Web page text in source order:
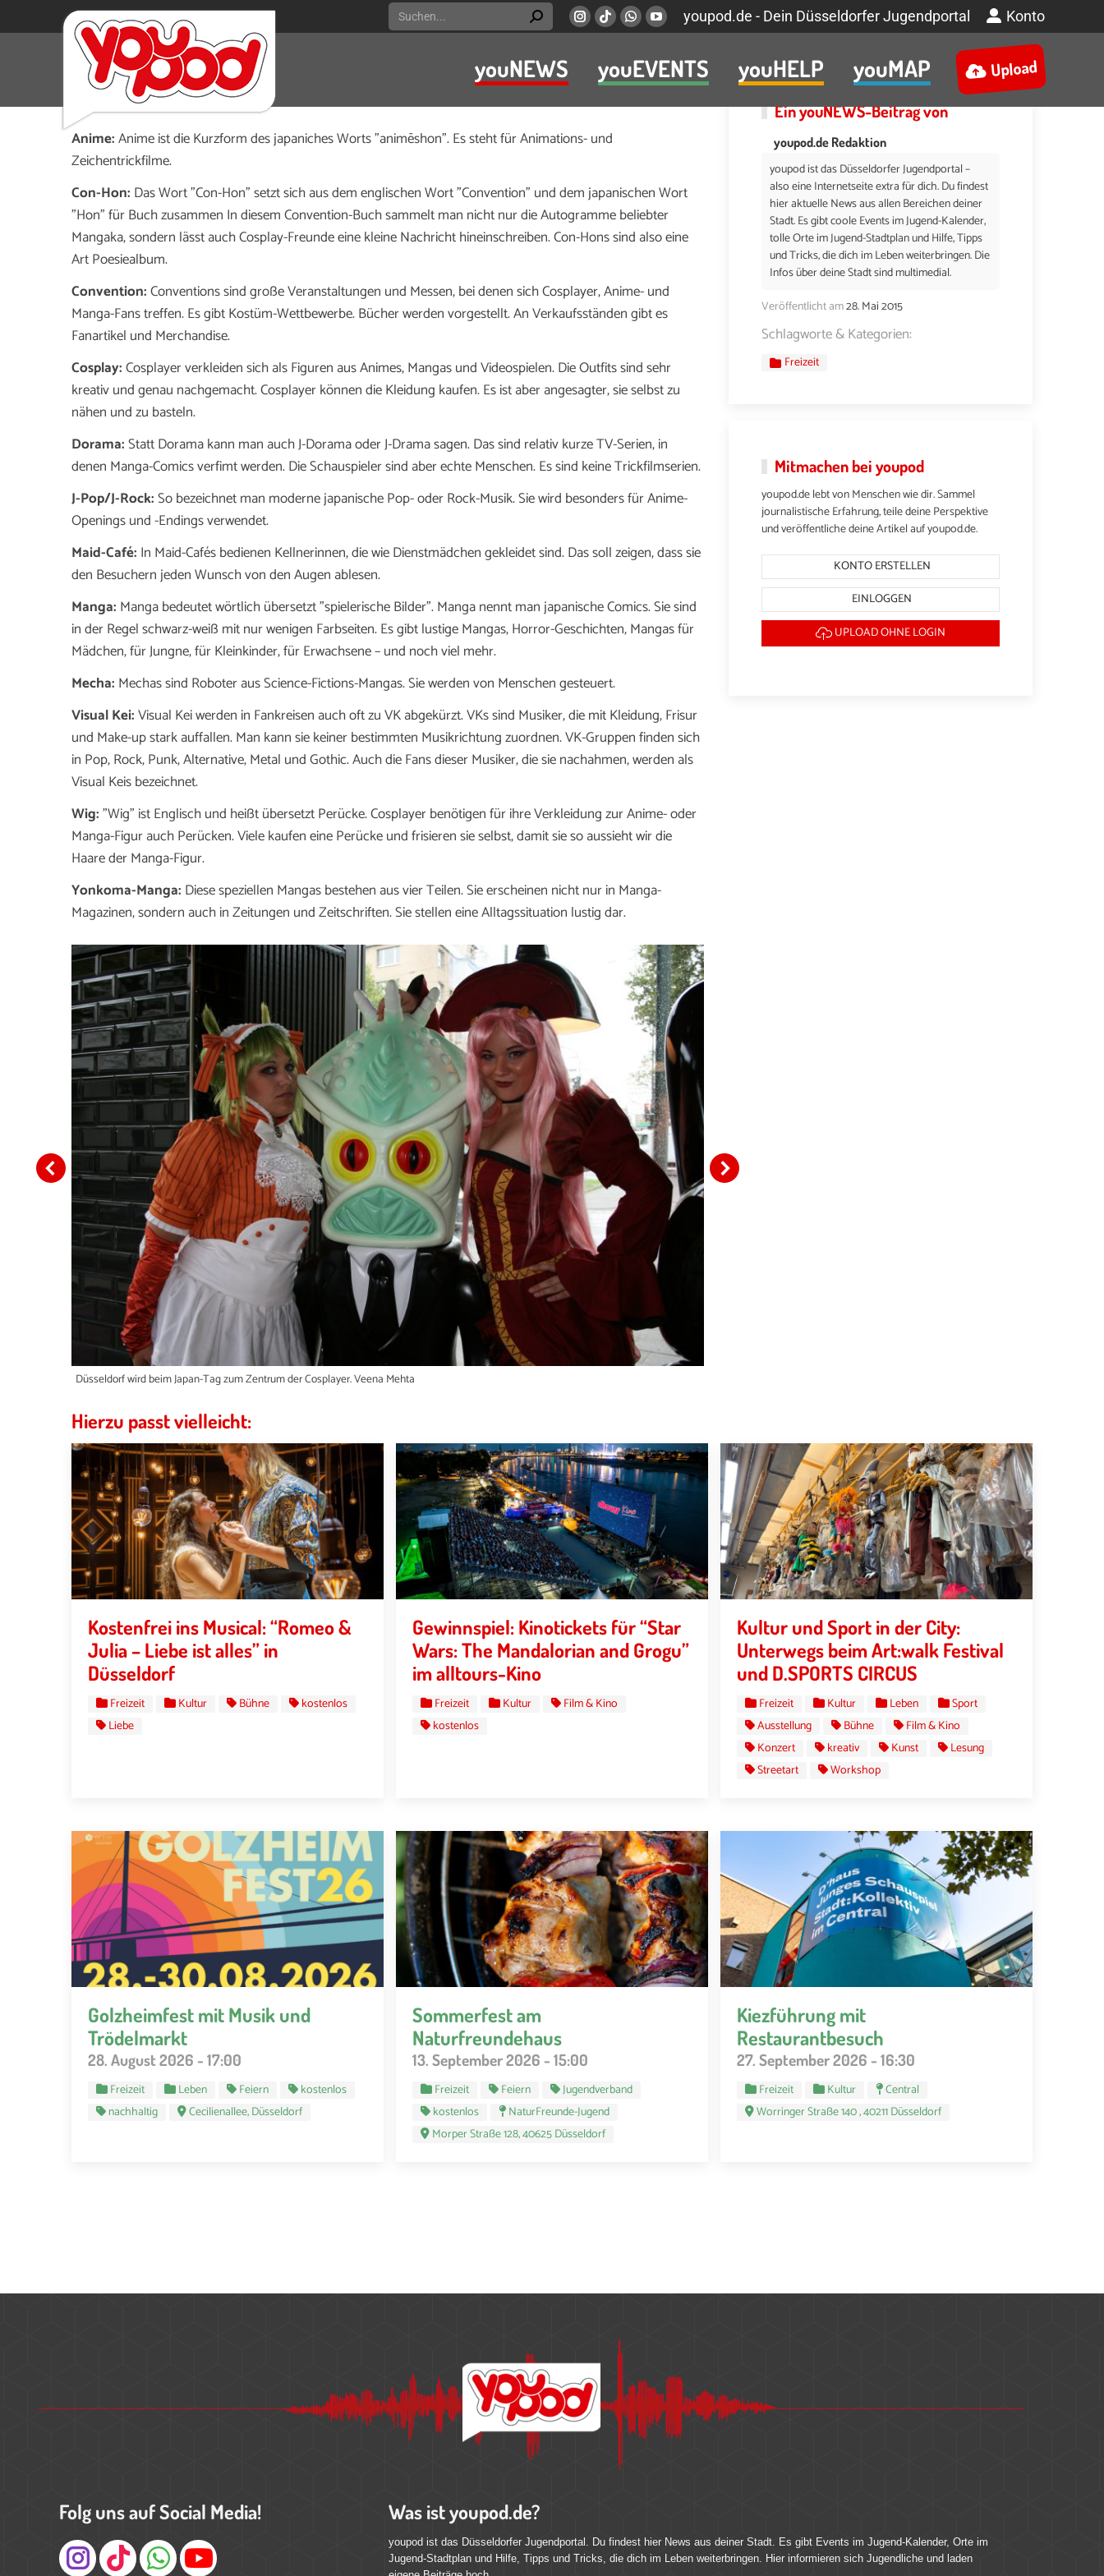
Search:
Instagram
opens
new
window
Viber
opens
in
new
window
Whatsapp
opens
in
new
YouTube
opens
in
new
youpod.de - Dein Düsseldorfer Jugendportal Konto
youNEWS youEVENTS youHELP youMAP Upload
Cosplay, Anime, Manga, Visual Kei – die Sprache der Japan-Fanszene ist für Außenstehende nicht immer leicht
verständlich. Wir erklären einige wichtige Begriffe.
Anime:Anime ist die Kurzform des japaniches Worts "animēshon". Es steht für Animations- und
Zeichentrickfilme.
Con-Hon: Das Wort "Con-Hon" setzt sich aus dem englischen Wort "Convention" und dem japanischen Wort
"Hon" für Buch zusammen In diesem Convention-Buch sammelt man nicht nur die Autogramme beliebter
Mangaka, sondern lässt auch Cosplay-Freunde eine kleine Nachricht hineinschreiben. Con-Hons sind also eine
Art Poesiealbum.
Convention:Conventions sind große Veranstaltungen und Messen, bei denen sich Cosplayer, Anime- und
Manga-Fans treffen. Es gibt Kostüm-Wettbewerbe. Bücher werden vorgestellt. An Verkaufsständen gibt es
Fanartikel und Merchandise.
Cosplay:Cosplayer verkleiden sich als Figuren aus Animes, Mangas und Videospielen. Die Outfits sind sehr
kreativ und genau nachgemacht. Cosplayer können die Kleidung kaufen. Es ist aber angesagter, sie selbst zu
nähen und zu basteln.
Dorama:StattDorama kann man auch J-Dorama oder J-Drama sagen. Das sind relativ kurze TV-Serien, in
denen Manga-Comics verfimt werden. Die Schauspieler sind aber echte Menschen. Es sind keine Trickfilmserien.
J-Pop/J-Rock:So bezeichnet man moderne japanische Pop- oder Rock-Musik. Sie wird besonders für Anime-
Openings und -Endings verwendet.
Maid-Café: In Maid-Cafés bedienen Kellnerinnen, die wie Dienstmädchen gekleidet sind. Das soll zeigen, dass sie
den Besuchern jeden Wunsch von den Augen ablesen.
Manga: Manga bedeutet wörtlich übersetzt "spielerische Bilder". Manga nennt man japanische Comics. Sie sind
in der Regel schwarz-weiß mit nur wenigen Farbseiten. Es gibt lustige Mangas, Horror-Geschichten, Mangas für
Mädchen, für Jungne, für Kleinkinder, für Erwachsene – und noch viel mehr.
Mecha: Mechas sind Roboter aus Science-Fictions-Mangas. Sie werden von Menschen gesteuert.
Visual Kei:Visual Kei werden in Fankreisen auch oft zu VK abgekürzt. VKs sind Musiker, die mit Kleidung, Frisur
und Make-up stark auffallen. Man kann sie keiner bestimmten Musikrichtung zuordnen. VK-Gruppen finden sich
in Pop, Rock, Punk, Alternative, Metal und Gothic. Auch die Fans dieser Musiker, die sie nachahmen, werden als
Visual Keis bezeichnet.
Wig:"Wig" ist Englisch und heißt übersetzt Perücke. Cosplayer benötigen für ihre Verkleidung zur Anime- oder
Manga-Figur auch Perücken. Viele kaufen eine Perücke und frisieren sie selbst, damit sie so aussieht wir die
Haare der Manga-Figur.
Yonkoma-Manga: Diese speziellen Mangas bestehen aus vier Teilen. Sie erscheinen nicht nur in Manga-
Magazinen, sondern auch in Zeitungen und Zeitschriften. Sie stellen eine Alltagssituation lustig dar.
Düsseldorf wird beim Japan-Tag zum Zentrum der Cosplayer. Veena Mehta
EinyouNEWS-Beitrag von
youpod.de Redaktion
youpod ist das Düsseldorfer Jugendportal –
also eine Internetseite extra für dich. Du findest
hier aktuelle News aus allen Bereichen deiner
Stadt. Es gibt coole Events im Jugend-Kalender,
tolle Orte im Jugend-Stadtplan und Hilfe, Tipps
und Tricks, die dich im Leben weiterbringen. Die
Infos über deine Stadt sind multimedial.
Veröffentlicht am28. Mai 2015
Schlagworte & Kategorien:
Freizeit
Mitmachen bei youpod
youpod.de lebt von Menschen wie dir. Sammel
journalistische Erfahrung, teile deine Perspektive
und veröffentliche deine Artikel auf youpod.de.
KONTO ERSTELLEN
EINLOGGEN
UPLOAD OHNE LOGIN
Hierzu passt vielleicht:
Kostenfrei ins Musical: “Romeo &
Julia – Liebe ist alles” in
Düsseldorf
Freizeit Kultur Bühne
kostenlos
Liebe
Gewinnspiel: Kinotickets für “Star
Wars: The Mandalorian and Grogu”
im alltours-Kino
Freizeit Kultur
Film & Kino
kostenlos
Kultur und Sport in der City:
Unterwegs beim Art:walk Festival
und D.SPORTS CIRCUS
Freizeit Kultur Leben
Sport
Ausstellung
Bühne
Film & Kino
Konzert
kreativ Kunst
Lesung
Streetart
Workshop
Golzheimfest mit Musik und
Trödelmarkt
28. August 2026 - 17:00
Freizeit Leben Feiern
kostenlos
nachhaltig
Cecilienallee, Düsseldorf
Sommerfest am
Naturfreundehaus
13. September 2026 - 15:00
Freizeit Feiern
Jugendverband
kostenlos
NaturFreunde-Jugend
Morper Straße 128, 40625 Düsseldorf
Kiezführung mit
Restaurantbesuch
27. September 2026 - 16:30
Freizeit Kultur
Central
Worringer Straße 140 , 40211 Düsseldorf
Folg uns auf Social Media!
Instagram
Was ist youpod.de?
youpod ist das Düsseldorfer Jugendportal. Du findest hier News aus deiner Stadt. Es gibt Events im Jugend-Kalender, Orte im
Jugend-Stadtplan und Hilfe, Tipps und Tricks, die dich im Leben weiterbringen. Hier informieren sich Jugendliche und laden